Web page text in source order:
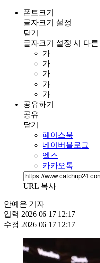
폰트크기
글자크기 설정
닫기
글자크기 설정 시 다
가
가
가
가
가
공유하기
공유
닫기
페이스북
네이버블로그
엑스
카카오톡
URL 복사
안예은 기자
입력 2026 06 17 12:17
수정 2026 06 17 12:17